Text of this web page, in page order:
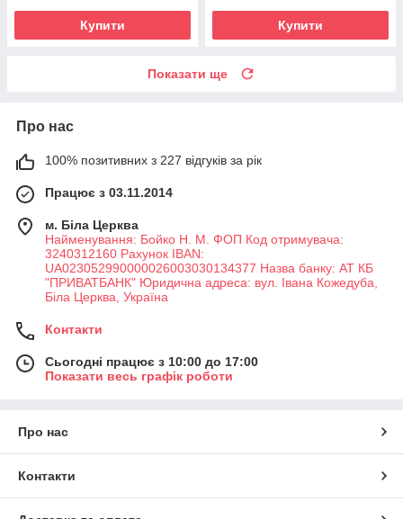
Купити Купити
Показати ще
Про нас
100% позитивних з 227 відгуків за рік
Працює з 03.11.2014
м. Біла Церква
Найменування: Бойко Н. М. ФОП Код отримувача:
3240312160 Рахунок IBAN:
UA023052990000026003030134377 Назва банку: АТ КБ
"ПРИВАТБАНК" Юридична адреса: вул. Івана Кожедуба,
Біла Церква, Україна
Контакти
Сьогодні працює з 10:00 до 17:00
Показати весь графік роботи
Про нас
Контакти